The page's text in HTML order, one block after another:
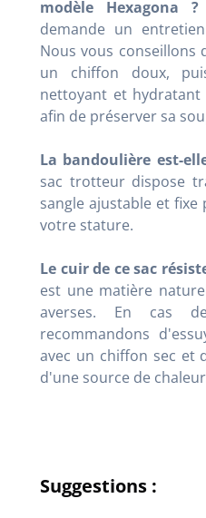
modèle Hexagona ?
demande un
Nous vous conseillons
un chiffon doux,
nettoyant et
afin de préserver sa
La bandoulière est-
sac trotteur dispose
sangle ajustable et
votre stature.
Le cuir de ce sac
est une matière
averses. En cas
recommandons
avec un chiffon sec et
d'une source de
Suggestions :